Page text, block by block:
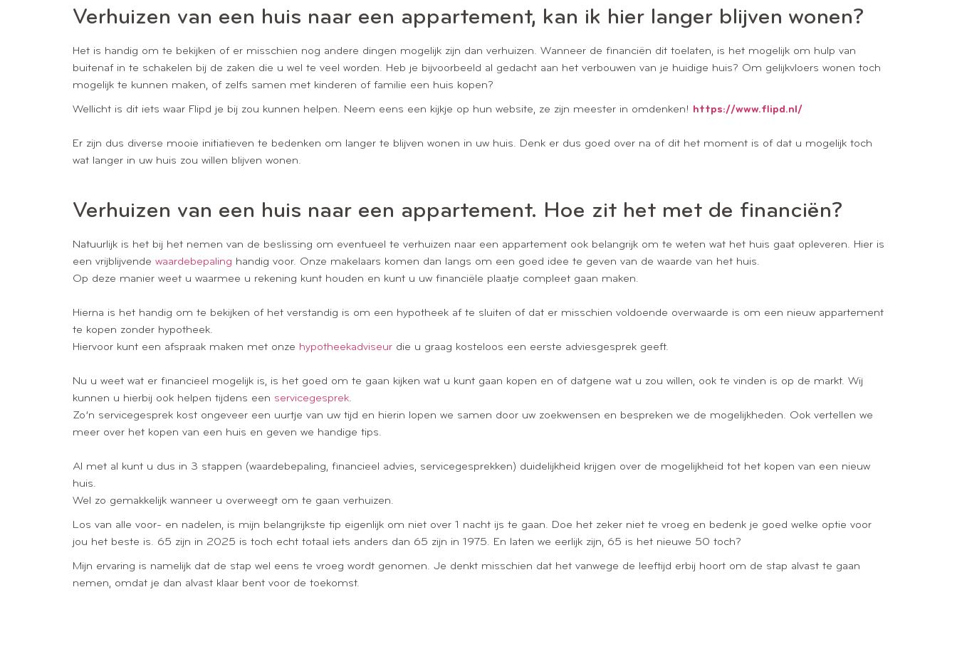
Verhuizen van een huis naar een appartement, kan ik hier langer blijven wonen?
Het is handig om te bekijken of er misschien nog andere dingen mogelijk zijn dan verhuizen. Wanneer de financiën dit toelaten, is het mogelijk om hulp van
buitenaf in te schakelen bij de zaken die u wel te veel worden. Heb je bijvoorbeeld al gedacht aan het verbouwen van je huidige huis? Om gelijkvloers wonen toch
mogelijk te kunnen maken, of zelfs samen met kinderen of familie een huis kopen?
Wellicht is dit iets waar Flipd je bij zou kunnen helpen. Neem eens een kijkje op hun website, ze zijn meester in omdenken! https://www.flipd.nl/
Er zijn dus diverse mooie initiatieven te bedenken om langer te blijven wonen in uw huis. Denk er dus goed over na of dit het moment is of dat u mogelijk toch
wat langer in uw huis zou willen blijven wonen.
Verhuizen van een huis naar een appartement. Hoe zit het met de financiën?
Natuurlijk is het bij het nemen van de beslissing om eventueel te verhuizen naar een appartement ook belangrijk om te weten wat het huis gaat opleveren. Hier is
een vrijblijvende waardebepaling handig voor. Onze makelaars komen dan langs om een goed idee te geven van de waarde van het huis.
Op deze manier weet u waarmee u rekening kunt houden en kunt u uw financiële plaatje compleet gaan maken.
Hierna is het handig om te bekijken of het verstandig is om een hypotheek af te sluiten of dat er misschien voldoende overwaarde is om een nieuw appartement
te kopen zonder hypotheek.
Hiervoor kunt een afspraak maken met onze hypotheekadviseur die u graag kosteloos een eerste adviesgesprek geeft.
Nu u weet wat er financieel mogelijk is, is het goed om te gaan kijken wat u kunt gaan kopen en of datgene wat u zou willen, ook te vinden is op de markt. Wij
kunnen u hierbij ook helpen tijdens een servicegesprek.
Zo’n servicegesprek kost ongeveer een uurtje van uw tijd en hierin lopen we samen door uw zoekwensen en bespreken we de mogelijkheden. Ook vertellen we
meer over het kopen van een huis en geven we handige tips.
Al met al kunt u dus in 3 stappen (waardebepaling, financieel advies, servicegesprekken) duidelijkheid krijgen over de mogelijkheid tot het kopen van een nieuw
huis.
Wel zo gemakkelijk wanneer u overweegt om te gaan verhuizen.
Los van alle voor- en nadelen, is mijn belangrijkste tip eigenlijk om niet over 1 nacht ijs te gaan. Doe het zeker niet te vroeg en bedenk je goed welke optie voor
jou het beste is. 65 zijn in 2025 is toch echt totaal iets anders dan 65 zijn in 1975. En laten we eerlijk zijn, 65 is het nieuwe 50 toch?
Mijn ervaring is namelijk dat de stap wel eens te vroeg wordt genomen. Je denkt misschien dat het vanwege de leeftijd erbij hoort om de stap alvast te gaan
nemen, omdat je dan alvast klaar bent voor de toekomst.